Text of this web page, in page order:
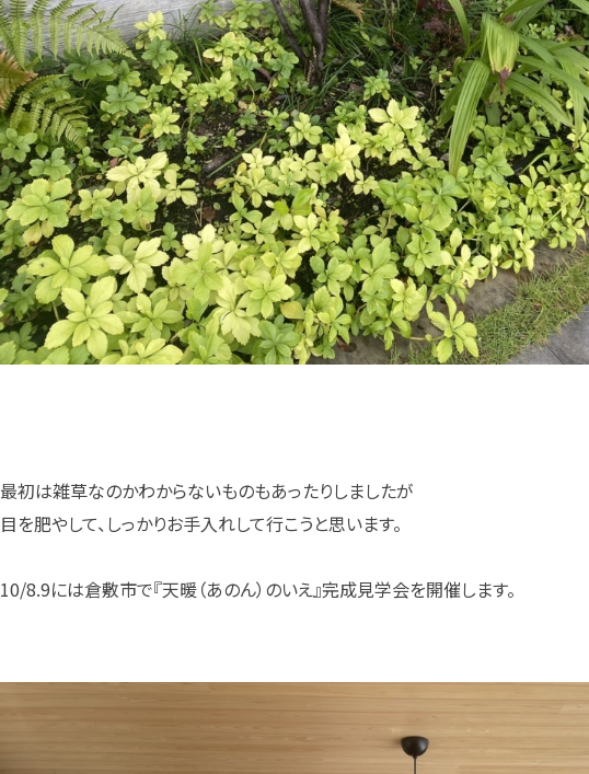
最初は雑草なのかわからないものもあったりしましたが
目を肥やして、しっかりお手入れして行こうと思います。
10/8.9には倉敷市で『天暖（あのん）のいえ』完成見学会を開催します。